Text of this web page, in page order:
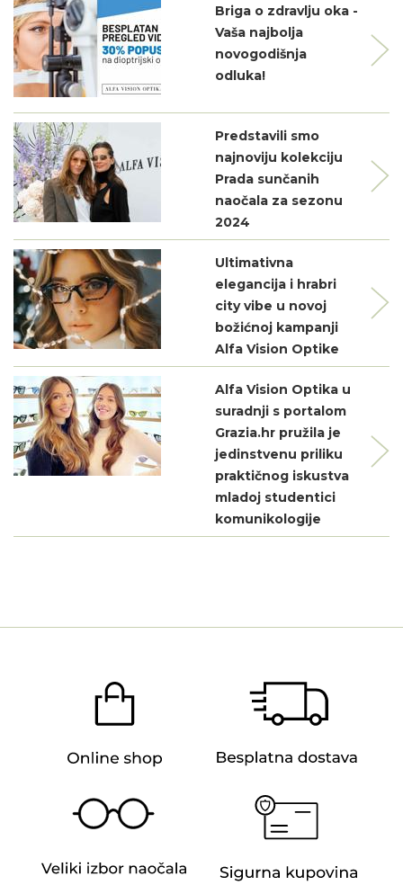
Briga o zdravlju oka -
Vaša najbolja
novogodišnja
odluka!
Predstavili smo
najnoviju kolekciju
Prada sunčanih
naočala za sezonu
2024
Ultimativna
elegancija i hrabri
city vibe u novoj
božićnoj kampanji
Alfa Vision Optike
Alfa Vision Optika u
suradnji s portalom
Grazia.hr pružila je
jedinstvenu priliku
praktičnog iskustva
mladoj studentici
komunikologije